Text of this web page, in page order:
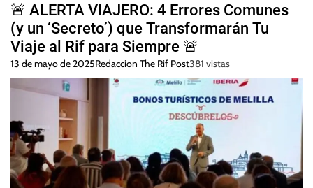
🚨 ALERTA VIAJERO: 4 Errores Comunes
(y un ‘Secreto’) que Transformarán Tu
Viaje al Rif para Siempre 🚨
13 de mayo de 2025Redaccion The Rif Post381 vistas